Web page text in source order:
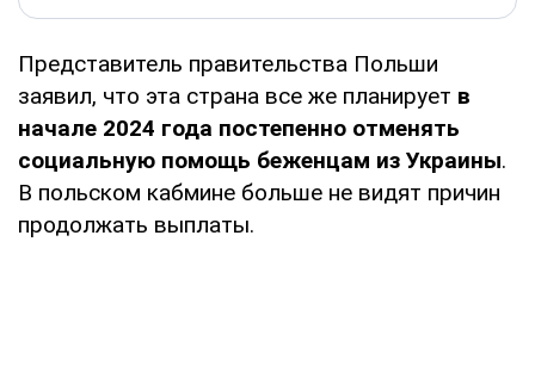
Представитель правительства Польши
заявил, что эта страна все же планирует в
начале 2024 года постепенно отменять
социальную помощь беженцам из Украины.
В польском кабмине больше не видят причин
продолжать выплаты.